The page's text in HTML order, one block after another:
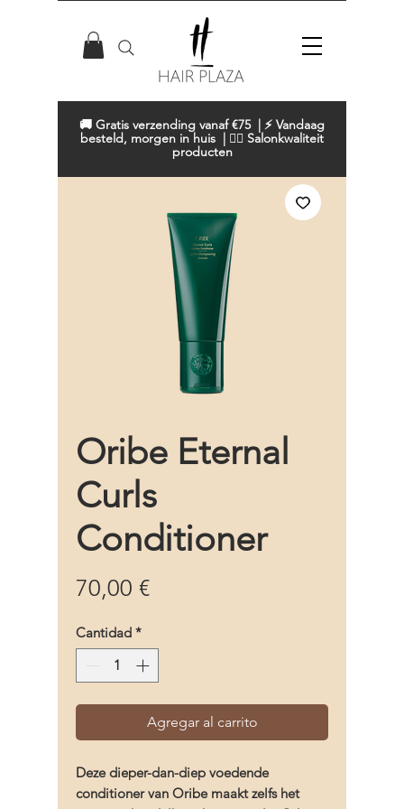
🚚 Gratis verzending vanaf €75 | ⚡ Vandaag
besteld, morgen in huis | 💇‍♀️ Salonkwaliteit
producten
Oribe Eternal
Curls
Conditioner
70,00 €Precio
Cantidad *
Agregar al carrito
Deze dieper-dan-diep voedende
conditioner van Oribe maakt zelfs het